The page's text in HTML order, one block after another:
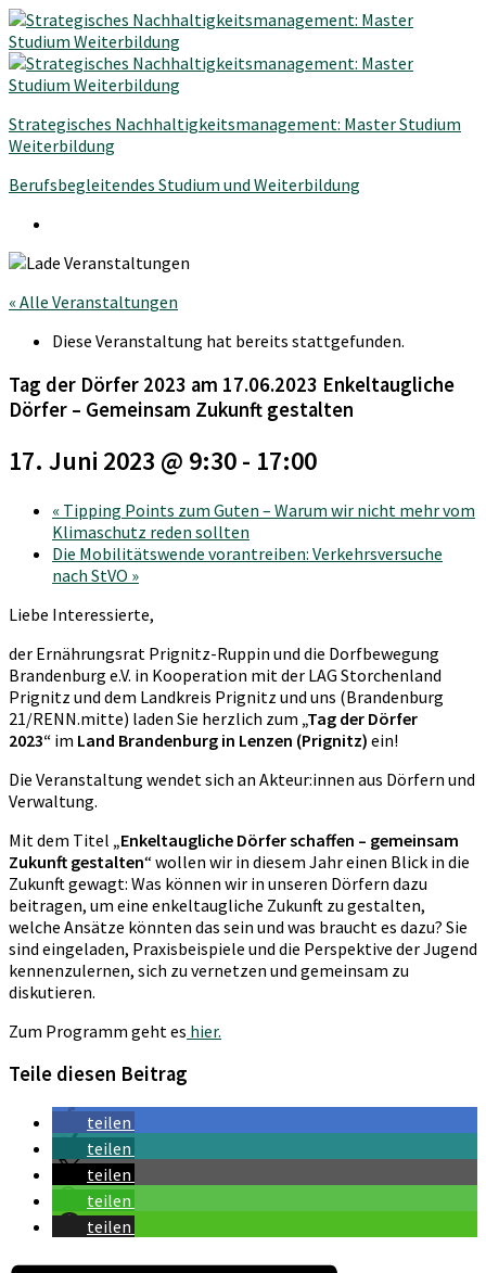
Strategisches Nachhaltigkeitsmanagement: Master Studium
Weiterbildung
Berufsbegleitendes Studium und Weiterbildung
« Alle Veranstaltungen
Diese Veranstaltung hat bereits stattgefunden.
Tag der Dörfer 2023 am 17.06.2023 Enkeltaugliche
Dörfer – Gemeinsam Zukunft gestalten
17. Juni 2023 @ 9:30- 17:00
« Tipping Points zum Guten – Warum wir nicht mehr vom
Klimaschutz reden sollten
Die Mobilitätswende vorantreiben: Verkehrsversuche
nach StVO »
Liebe Interessierte,
der Ernährungsrat Prignitz-Ruppin und die Dorfbewegung
Brandenburg e.V. in Kooperation mit der LAG Storchenland
Prignitz und dem Landkreis Prignitz und uns (Brandenburg
21/RENN.mitte) laden Sie herzlich zum „Tag der Dörfer
2023“ im Land Brandenburg in Lenzen (Prignitz) ein!
Die Veranstaltung wendet sich an Akteur:innen aus Dörfern und
Verwaltung.
Mit dem Titel „Enkeltaugliche Dörfer schaffen – gemeinsam
Zukunft gestalten“ wollen wir in diesem Jahr einen Blick in die
Zukunft gewagt: Was können wir in unseren Dörfern dazu
beitragen, um eine enkeltaugliche Zukunft zu gestalten,
welche Ansätze könnten das sein und was braucht es dazu? Sie
sind eingeladen, Praxisbeispiele und die Perspektive der Jugend
kennenzulernen, sich zu vernetzen und gemeinsam zu
diskutieren.
Zum Programm geht es hier.
Teile diesen Beitrag
teilen
teilen
teilen
teilen
teilen